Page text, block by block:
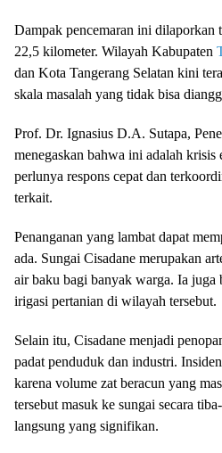
Dampak pencemaran ini dilaporkan
22,5 kilometer. Wilayah Kabupaten
dan Kota Tangerang Selatan kini
skala masalah yang tidak bisa
Prof. Dr. Ignasius D.A. Sutapa,
menegaskan bahwa ini adalah krisis
perlunya respons cepat dan
terkait.
Penanganan yang lambat dapat
ada. Sungai Cisadane merupakan
air baku bagi banyak warga. Ia juga
irigasi pertanian di wilayah tersebut.
Selain itu, Cisadane menjadi
padat penduduk dan industri.
karena volume zat beracun yang
tersebut masuk ke sungai secara
langsung yang signifikan.